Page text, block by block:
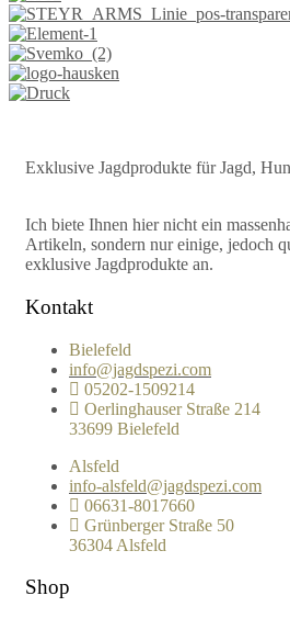
Exklusive Jagdprodukte für Jagd,
Ich biete Ihnen hier nicht ein
Artikeln, sondern nur einige, jedoch
exklusive Jagdprodukte an.
Kontakt
Bielefeld
info@jagdspezi.com
05202-1509214
Oerlinghauser Straße 214
33699 Bielefeld
Alsfeld
info-alsfeld@jagdspezi.com
06631-8017660
Grünberger Straße 50
36304 Alsfeld
Shop